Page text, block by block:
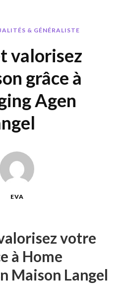
& GÉNÉRALISTE
valorisez
grâce à
Agen
EVA
votre
à Home
Maison Langel